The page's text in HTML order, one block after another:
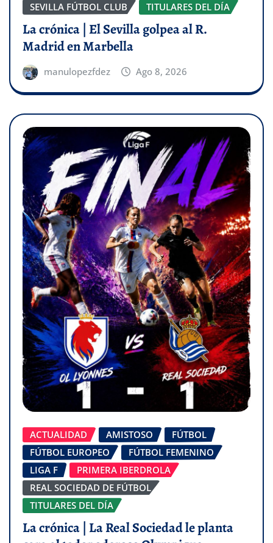
SEVILLA FÚTBOL CLUB TITULARES DEL DÍA
La crónica | El Sevilla golpea al R.
Madrid en Marbella
manulopezfdez Ago 8, 2026
ACTUALIDAD AMISTOSO
FÚTBOL
FÚTBOL EUROPEO
FÚTBOL FEMENINO
LIGA F
PRIMERA IBERDROLA
REAL SOCIEDAD DE FÚTBOL
TITULARES DEL DÍA
La crónica | La Real Sociedad le planta